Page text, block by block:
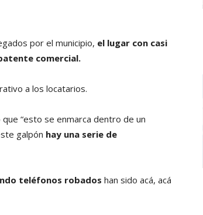
por el municipio, el lugar con casi
comercial.
a los locatarios.
que “esto se enmarca dentro de un
galpón hay una serie de
teléfonos robados han sido acá, acá